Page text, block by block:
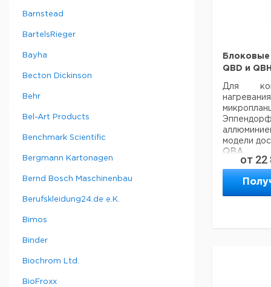
Barnstead
BartelsRieger
Bayha
Becton Dickinson
Behr
Bel-Art Products
Benchmark Scientific
Bergmann Kartonagen
Bernd Bosch Maschinenbau
Berufskleidung24.de e.K.
Bimos
Binder
Biochrom Ltd.
BioFroxx
Блоковые
QBD и
Для
модели
QBA
-
QBD/
-
блоков и
-
от 22